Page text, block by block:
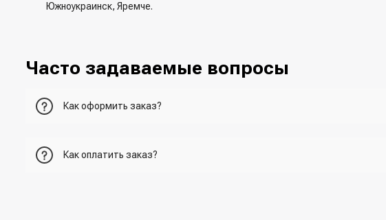
Южноукраинск, Яремче.
Часто задаваемые вопросы
Как оформить заказ?
Как оплатить заказ?